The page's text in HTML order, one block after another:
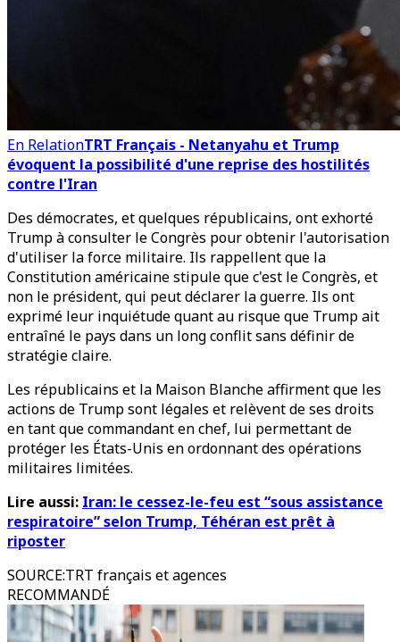
En RelationTRT Français - Netanyahu et Trump
évoquent la possibilité d'une reprise des hostilités
contre l'Iran
Des démocrates, et quelques républicains, ont exhorté
Trump à consulter le Congrès pour obtenir l'autorisation
d'utiliser la force militaire. Ils rappellent que la
Constitution américaine stipule que c'est le Congrès, et
non le président, qui peut déclarer la guerre. Ils ont
exprimé leur inquiétude quant au risque que Trump ait
entraîné le pays dans un long conflit sans définir de
stratégie claire.
Les républicains et la Maison Blanche affirment que les
actions de Trump sont légales et relèvent de ses droits
en tant que commandant en chef, lui permettant de
protéger les États-Unis en ordonnant des opérations
militaires limitées.
Lire aussi: Iran: le cessez-le-feu est “sous assistance
respiratoire” selon Trump, Téhéran est prêt à
riposter
SOURCE:TRT français et agences
RECOMMANDÉ